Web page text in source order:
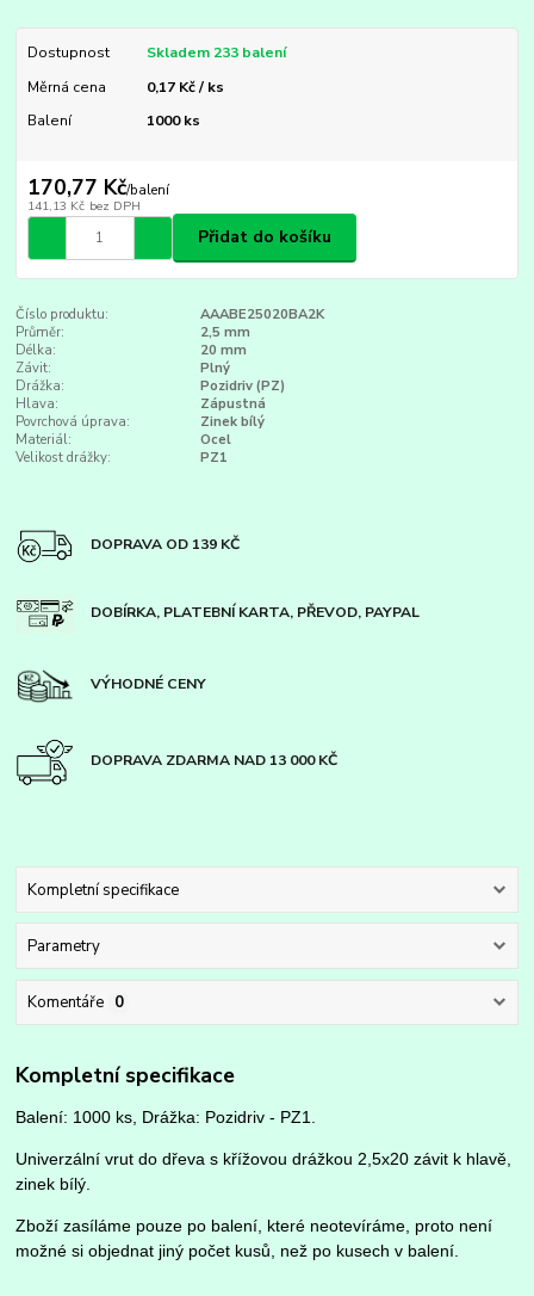
Dostupnost
Skladem 233 balení
Měrná cena
0,17 Kč / ks
Balení
1000 ks
170,77 Kč/balení
141,13 Kč bez DPH
Přidat do košíku
Číslo produktu:
AAABE25020BA2K
Průměr:
2,5 mm
Délka:
20 mm
Závit:
Plný
Drážka:
Pozidriv (PZ)
Hlava:
Zápustná
Povrchová úprava:
Zinek bílý
Materiál:
Ocel
Velikost drážky:
PZ1
DOPRAVA OD 139 KČ
DOBÍRKA, PLATEBNÍ KARTA, PŘEVOD, PAYPAL
VÝHODNÉ CENY
DOPRAVA ZDARMA NAD 13 000 KČ
Kompletní specifikace
Parametry
Komentáře 0
Kompletní specifikace
Balení: 1000 ks, Drážka: Pozidriv - PZ1.
Univerzální vrut do dřeva s křížovou drážkou 2,5x20 závit k hlavě,
zinek bílý.
Zboží zasíláme pouze po balení, které neotevíráme, proto není
možné si objednat jiný počet kusů, než po kusech v balení.